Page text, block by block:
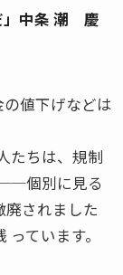
」中条 潮 慶
値下げなどは
たちは、規制
個別に見る
廃されました
ています。